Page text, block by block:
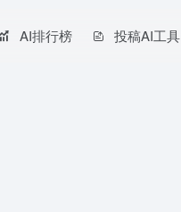
AI排行榜 投稿AI工具